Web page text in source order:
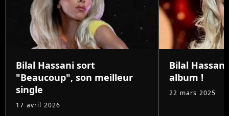
Bilal Hassani sort
"Beaucoup", son meilleur
single
17 avril 2026
Bilal
album !
22 mars 2025